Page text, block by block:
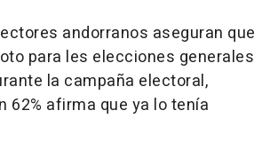
andorranos aseguran que
para les elecciones generales
la campaña electoral,
62% afirma que ya lo tenía